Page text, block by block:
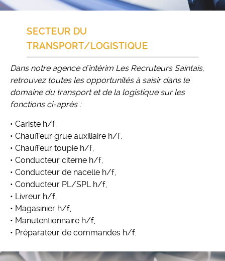
SECTEUR DU
TRANSPORT/LOGISTIQUE
Dans notre agence d'intérim Les Recruteurs Saintais,
retrouvez toutes les opportunités à saisir dans le
domaine du transport et de la logistique sur les
fonctions ci-après :
• Cariste h/f,
• Chauffeur grue auxiliaire h/f,
• Chauffeur toupie h/f,
• Conducteur citerne h/f,
• Conducteur de nacelle h/f,
• Conducteur PL/SPL h/f,
• Livreur h/f,
• Magasinier h/f,
• Manutentionnaire h/f,
• Préparateur de commandes h/f.